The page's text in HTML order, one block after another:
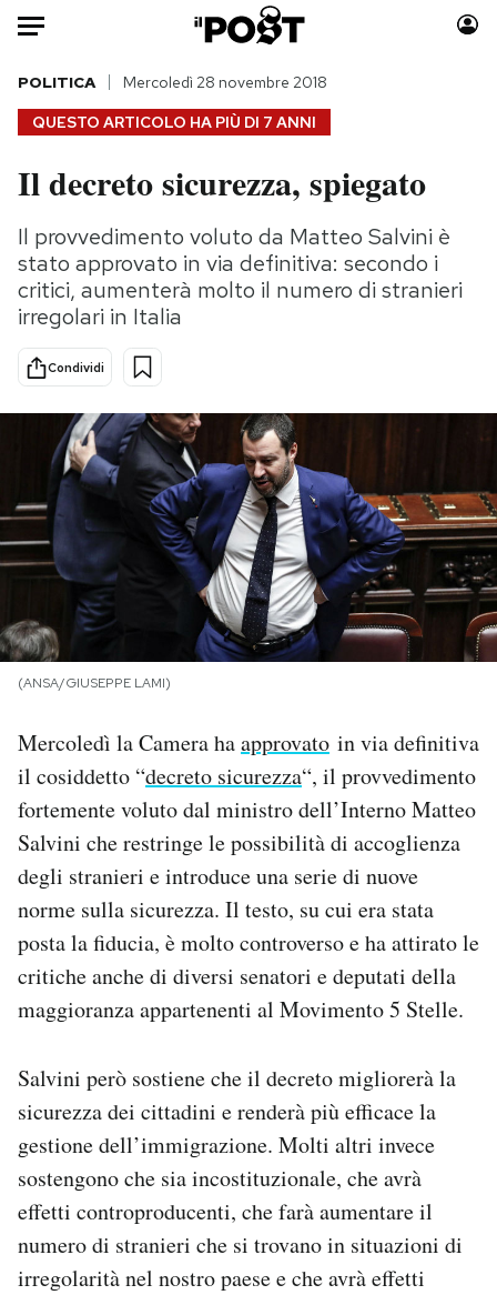
Auto
HOME
Italia
Politica
Tecnologia
Internet
Scienza
Cultura
Economia
Sport
Moda
Consumismi
Altrecose
Mondiali calcio 2026
PODCAST
NEWSLETTER
I MIEI PREFERITI
CALENDARIO
AREA PERSONALE
Area Personale
Newsletter
Notifiche mobile
Hai bisogno di aiuto?
QUESTO ARTICOLO HA PIÙ DI 7 ANNI
POLITICA Mercoledì 28 novembre 2018
Il decreto sicurezza, spiegato
Il provvedimento voluto da Matteo Salvini è
stato approvato in via definitiva: secondo i
critici, aumenterà molto il numero di stranieri
irregolari in Italia
Condividi
(ANSA/GIUSEPPE LAMI)
Mercoledì la Camera haapprovato in via definitiva
il cosiddetto “decreto sicurezza“, il provvedimento
fortemente voluto dal ministro dell’Interno Matteo
Salvini che restringe le possibilità di accoglienza
degli stranieri e introduce una serie di nuove
norme sulla sicurezza. Il testo, su cui era stata
posta la fiducia, è molto controverso e ha attirato le
critiche anche di diversi senatori e deputati della
maggioranza appartenenti al Movimento 5 Stelle.
Salvini però sostiene che il decreto migliorerà la
sicurezza dei cittadini e renderà più efficace la
gestione dell’immigrazione. Molti altri invece
sostengono che sia incostituzionale, che avrà
effetti controproducenti, che farà aumentare il
numero di stranieri che si trovano in situazioni di
irregolarità nel nostro paese e che avrà effetti